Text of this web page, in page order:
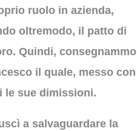
ruolo in azienda,
oltremodo, il patto di
Quindi, consegnammo
il quale, messo con
le sue dimissioni.
a salvaguardare la